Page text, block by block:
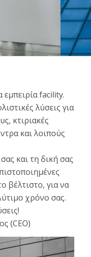
facility.
λύσεις για
κτιριακές
και λοιπούς
και τη δική σας
βέλτιστο, για να
χρόνο σας.
(CEO)